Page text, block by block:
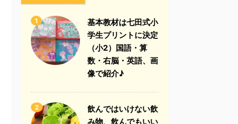
1
基本教材は七田式小
学生プリントに決定
（小2）国語・算
数・右脳・英語、画
像で紹介♪
2
飲んではいけない飲
み物、飲んでもいい